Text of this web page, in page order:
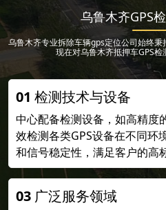
乌鲁木齐GPS
乌鲁木齐专业拆除车辆gps定位公司始终秉
现在对乌鲁木齐抵押车GPS
01 检测技术与设备
中心配备检测设备，如高精度
效检测各类GPS设备在不同环
和信号稳定性，满足客户的高
03 广泛服务领域